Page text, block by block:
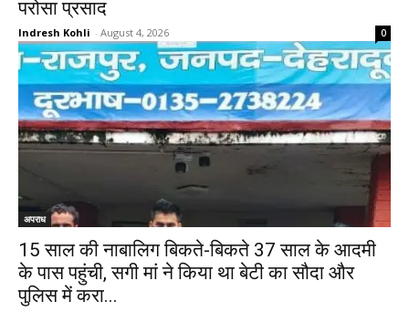
परोसा प्रसाद
Indresh Kohli - August 4, 2026 0
अपराध
15 साल की नाबालिग बिकते-बिकते 37 साल के आदमी
के पास पहुंची, सगी मां ने किया था बेटी का सौदा और
पुलिस में करा...